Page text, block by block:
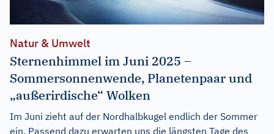
Natur & Umwelt
Sternenhimmel im Juni 2025 –
Sommersonnenwende, Planetenpaar und
„außerirdische“ Wolken
Im Juni zieht auf der Nordhalbkugel endlich der Sommer
ein. Passend dazu erwarten uns die längsten Tage des